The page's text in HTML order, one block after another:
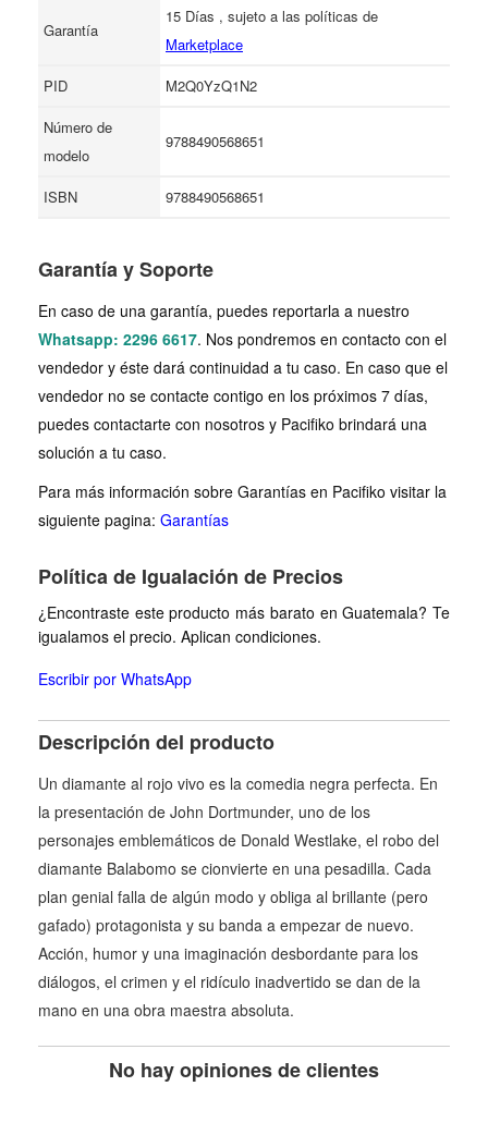
Garantía
15 Días , sujeto a las políticas de
Marketplace
PID
M2Q0YzQ1N2
Número de
modelo
9788490568651
ISBN 9788490568651
Garantía y Soporte
En caso de una garantía, puedes reportarla a nuestro
Whatsapp: 2296 6617. Nos pondremos en contacto con el
vendedor y éste dará continuidad a tu caso. En caso que el
vendedor no se contacte contigo en los próximos 7 días,
puedes contactarte con nosotros y Pacifiko brindará una
solución a tu caso.
Para más información sobre Garantías en Pacifiko visitar la
siguiente pagina: Garantías
Política de Igualación de Precios
¿Encontraste este producto más barato en Guatemala? Te
igualamos el precio. Aplican condiciones.
Escribir por WhatsApp
Descripción del producto
Un diamante al rojo vivo es la comedia negra perfecta. En
la presentación de John Dortmunder, uno de los
personajes emblemáticos de Donald Westlake, el robo del
diamante Balabomo se cionvierte en una pesadilla. Cada
plan genial falla de algún modo y obliga al brillante (pero
gafado) protagonista y su banda a empezar de nuevo.
Acción, humor y una imaginación desbordante para los
diálogos, el crimen y el ridículo inadvertido se dan de la
mano en una obra maestra absoluta.
No hay opiniones de clientes